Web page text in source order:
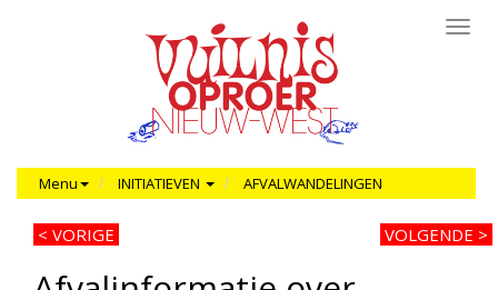
Menu INITIATIEVEN AFVALWANDELINGEN
< VORIGE VOLGENDE >